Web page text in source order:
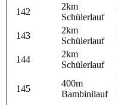
142
2km
Schülerlauf
143
2km
Schülerlauf
144
2km
Schülerlauf
145
400m
Bambinilauf